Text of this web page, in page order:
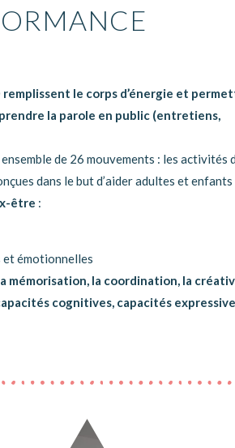
remplissent le corps d’énergie et
la parole en public (entretiens,
de 26 mouvements : les activités
dans le but d’aider adultes et enfants
être :
émotionnelles
mémorisation, la coordination, la
cognitives, capacités